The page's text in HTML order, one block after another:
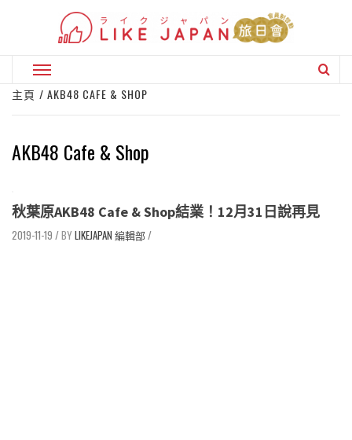
Primary
Menu
主頁 AKB48 CAFE & SHOP
AKB48 Cafe & Shop
秋葉原AKB48 Cafe & Shop結業！12月31日說再見
2019-11-19 / LIKEJAPAN 編輯部/